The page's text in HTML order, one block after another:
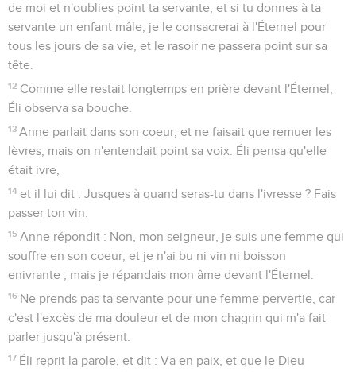
de moi et n'oublies point ta servante, et si tu donnes à ta
servante un enfant mâle, je le consacrerai à l'Éternel pour
tous les jours de sa vie, et le rasoir ne passera point sur sa
tête.
12 Comme elle restait longtemps en prière devant l'Éternel,
Éli observa sa bouche.
13 Anne parlait dans son coeur, et ne faisait que remuer les
lèvres, mais on n'entendait point sa voix. Éli pensa qu'elle
était ivre,
14 et il lui dit : Jusques à quand seras-tu dans l'ivresse ? Fais
passer ton vin.
15 Anne répondit : Non, mon seigneur, je suis une femme qui
souffre en son coeur, et je n'ai bu ni vin ni boisson
enivrante ; mais je répandais mon âme devant l'Éternel.
16 Ne prends pas ta servante pour une femme pervertie, car
c'est l'excès de ma douleur et de mon chagrin qui m'a fait
parler jusqu'à présent.
17 Éli reprit la parole, et dit : Va en paix, et que le Dieu